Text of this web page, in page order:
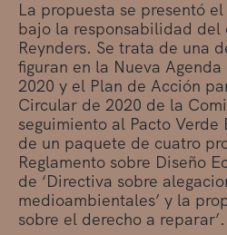
La propuesta se presentó
bajo la responsabilidad
Reynders. Se trata de una
figuran en la Nueva
2020 y el Plan de Acción
Circular de 2020 de la
seguimiento al Pacto
de un paquete de cuatro
Reglamento sobre Diseño
de ‘Directiva sobre
medioambientales’ y la
sobre el derecho a reparar’.